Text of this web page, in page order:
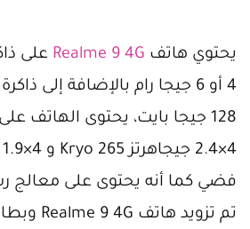
يحتوي هاتف Realme 9 4G على